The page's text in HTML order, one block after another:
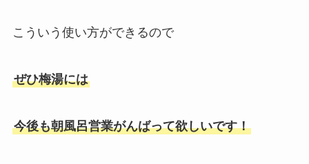
こういう使い方ができるので
ぜひ梅湯には
今後も朝風呂営業がんばって欲しいです！